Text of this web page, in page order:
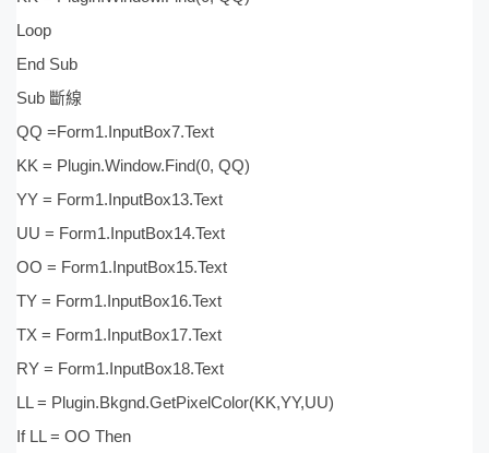
Loop
End Sub
Sub 斷線
QQ =Form1.InputBox7.Text
KK = Plugin.Window.Find(0, QQ)
YY = Form1.InputBox13.Text
UU = Form1.InputBox14.Text
OO = Form1.InputBox15.Text
TY = Form1.InputBox16.Text
TX = Form1.InputBox17.Text
RY = Form1.InputBox18.Text
LL = Plugin.Bkgnd.GetPixelColor(KK,YY,UU)
If LL = OO Then